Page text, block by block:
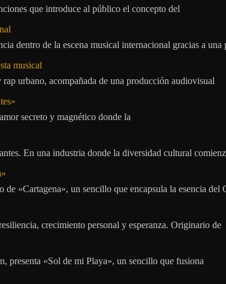
que introduce al público el concepto del
dentro de la escena musical internacional gracias a una
musical
urbano, acompañada de una producción audiovisual
secreto y magnético donde la
En una industria donde la diversidad cultural
«Cartagena», un sencillo que encapsula la esencia del
crecimiento personal y esperanza. Originario de
presenta «Sol de mi Playa», un sencillo que fusiona